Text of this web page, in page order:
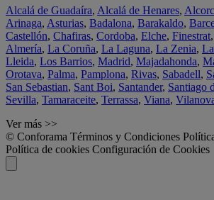
Alcalá de Guadaíra, Alcalá de Henares,
Arinaga, Asturias, Badalona, Barakaldo,
Castellón, Chafiras, Cordoba, Elche, Finestrat,
Almería, La Coruña, La Laguna, La Zenia,
Lleida, Los Barrios, Madrid, Majadahonda,
Orotava, Palma, Pamplona, Rivas, Sabadell,
San Sebastian, Sant Boi, Santander, Santiago
Sevilla, Tamaraceite, Terrassa, Viana,
Ver más >>
© Conforama Términos y Condiciones
Política de cookies Configuración de Cookies